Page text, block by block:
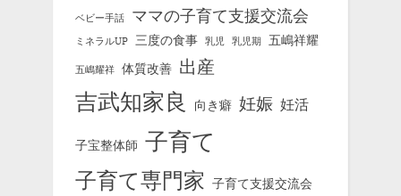
ベビー手話 ママの子育て支援交流会
ミネラルUP 三度の食事 乳児 乳児期 五嶋祥耀
五嶋耀祥 体質改善 出産
吉武知家良 向き癖 妊娠 妊活
子宝整体師 子育て
子育て専門家 子育て支援交流会